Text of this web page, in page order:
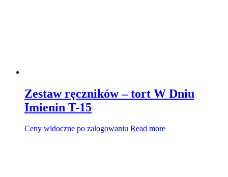
Zestaw ręczników – tort W Dniu
Imienin T-15
Ceny widoczne po zalogowaniu Read more